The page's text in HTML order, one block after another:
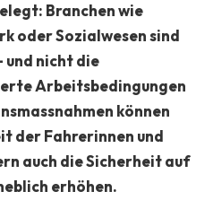
Branchen wie
oder Sozialwesen sind
und nicht die
Arbeitsbedingungen
können
der Fahrerinnen und
auch die Sicherheit auf
erhöhen.